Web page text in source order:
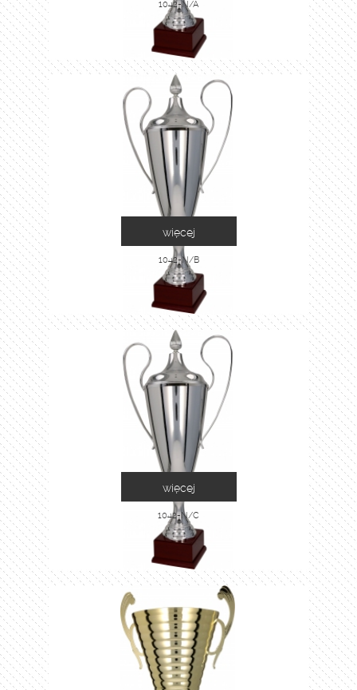
1042-N/A
1042-N/B
więcej
1042-N/C
więcej